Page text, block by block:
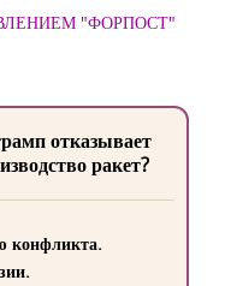
"ФОРПОСТ"
отказывает
ракет?
конфликта.